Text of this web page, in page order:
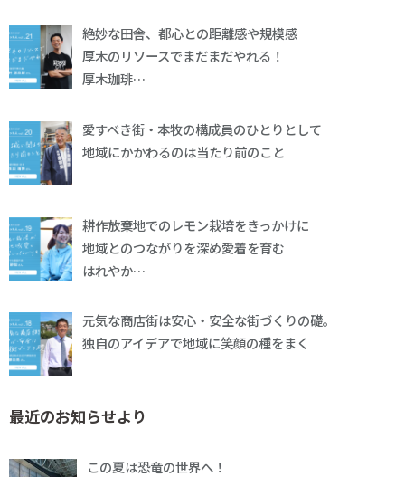
絶妙な田舎、都心との距離感や規模感
厚木のリソースでまだまだやれる！
厚木珈琲…
愛すべき街・本牧の構成員のひとりとして
地域にかかわるのは当たり前のこと
耕作放棄地でのレモン栽培をきっかけに
地域とのつながりを深め愛着を育む
はれやか…
元気な商店街は安心・安全な街づくりの礎。
独自のアイデアで地域に笑顔の種をまく
最近のお知らせより
この夏は恐竜の世界へ！